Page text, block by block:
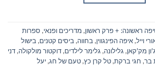
ראשונה: + פרק ראשון, מדריכים ופנאי, ספרות
וייל,איפה הפינגווין, בחווה, ביסים קטנים, בישול
ג'ון מק'קאן, גלילונה, גלימר לילדים,דוקטור מולקולה,דני
בר, חגי ברקת,טל קרן כץ,טעם של חג,יעל